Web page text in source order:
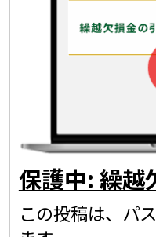
保護中: 繰越
この投稿は、パ